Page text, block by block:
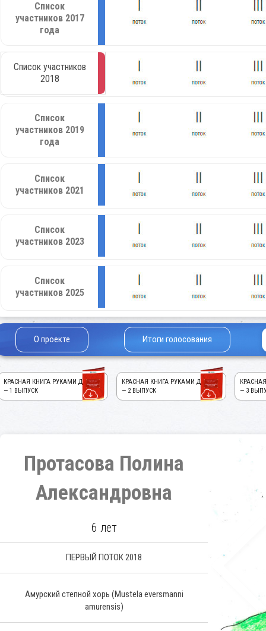
Список
участников 2017
года
Список участников
2018
Список
участников 2019
года
Список
участников 2021
Список
участников 2023
Список
участников 2025
О проекте Итоги голосования
КРАСНАЯ КНИГА РУКАМИ ДЕТЕЙ!
— 1 ВЫПУСК
КРАСНАЯ КНИГА РУКАМИ ДЕТЕЙ!
— 2 ВЫПУСК
— 3
Протасова Полина
Александровна
6 лет
ПЕРВЫЙ ПОТОК 2018
Амурский степной хорь (Mustela eversmanni
amurensis)